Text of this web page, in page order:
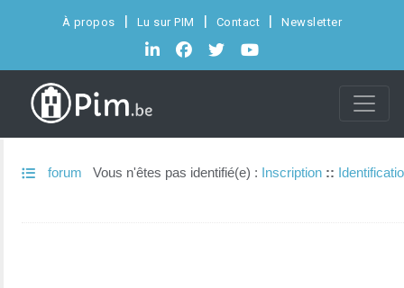
À propos Lu sur PIM Contact Newsletter
forum Vous n'êtes pas identifié(e) : Inscription ::